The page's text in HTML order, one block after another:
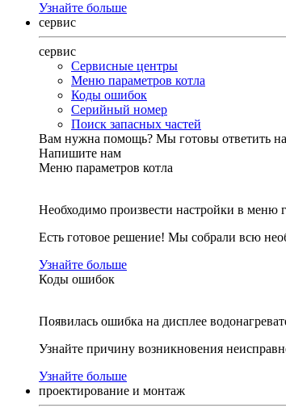
Узнайте больше
сервис
сервис
Сервисные центры
Меню параметров котла
Коды ошибок
Серийный номер
Поиск запасных частей
Вам нужна помощь? Мы готовы ответить
Напишите нам
Меню параметров котла
Необходимо произвести настройки в меню
Есть готовое решение! Мы собрали всю
Узнайте больше
Коды ошибок
Появилась ошибка на дисплее
Узнайте причину возникновения
Узнайте больше
проектирование и монтаж